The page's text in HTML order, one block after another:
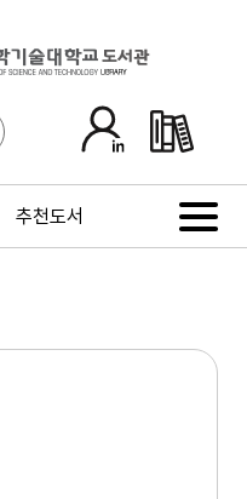
추천도서